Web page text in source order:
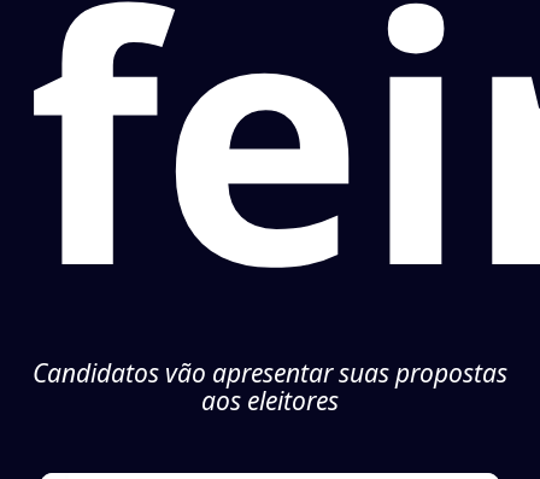
Candidatos vão apresentar suas propostas
aos eleitores